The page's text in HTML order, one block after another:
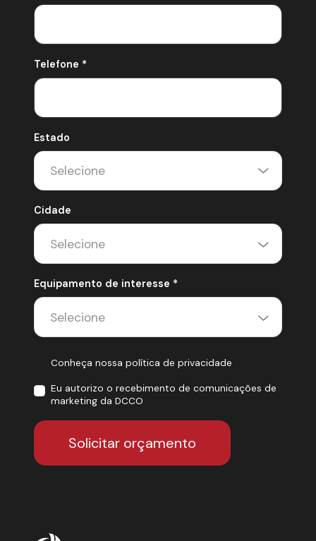
Telefone *
Estado
Cidade
Equipamento de interesse *
Conheça nossa política de privacidade
Eu autorizo o recebimento de comunicações de
marketing da DCCO
Solicitar orçamento